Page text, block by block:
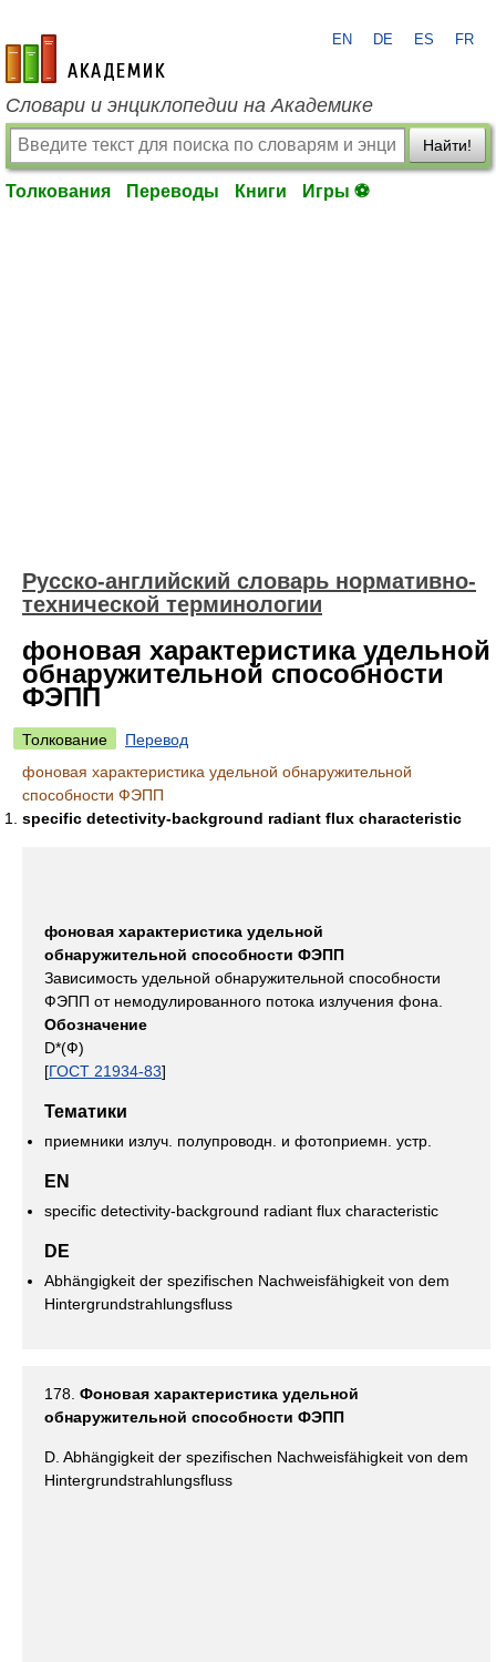
academic.ru
EN DE ES FR
Словари и энциклопедии на Академике
Найти!
Толкования Переводы Книги Игры ⚽
Русско-английский словарь нормативно-
технической терминологии
фоновая характеристика удельной
обнаружительной способности
ФЭПП
Толкование
Перевод
фоновая характеристика удельной обнаружительной
способности ФЭПП
specific detectivity-background radiant flux characteristic
фоновая характеристика удельной
обнаружительной способности ФЭПП
Зависимость удельной обнаружительной способности
ФЭПП от немодулированного потока излучения фона.
Обозначение
D*(Ф)
[ГОСТ 21934-83]
Тематики
приемники излуч. полупроводн. и фотоприемн. устр.
EN
specific detectivity-background radiant flux characteristic
DE
Abhängigkeit der spezifischen Nachweisfähigkeit von dem
Hintergrundstrahlungsfluss
178. Фоновая характеристика удельной
обнаружительной способности ФЭПП
D. Abhängigkeit der spezifischen Nachweisfähigkeit von dem
Hintergrundstrahlungsfluss